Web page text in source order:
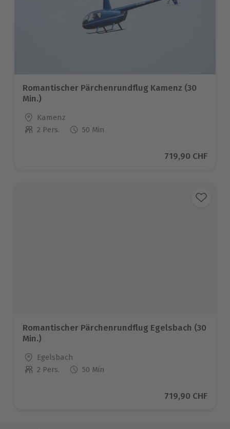
Romantischer Pärchenrundflug Kamenz (30
Min.)
Standort
Kamenz
Anzahl der Teilnehmer
2 Pers. 50 Min
Aktueller Preis
719,90 CHF
Romantischer Pärchenrundflug Egelsbach (30
Min.)
Standort
Egelsbach
Anzahl der Teilnehmer
2 Pers. 50 Min
Aktueller Preis
719,90 CHF